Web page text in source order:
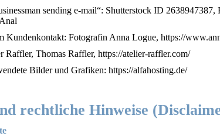
sending e-mail“: Shutterstock ID
Kundenkontakt: Fotografin Anna Logue, https://
Thomas Raffler, https://atelier-raffler.com/
Bilder und Grafiken: https://alfahosting.de/
rechtliche Hinweise